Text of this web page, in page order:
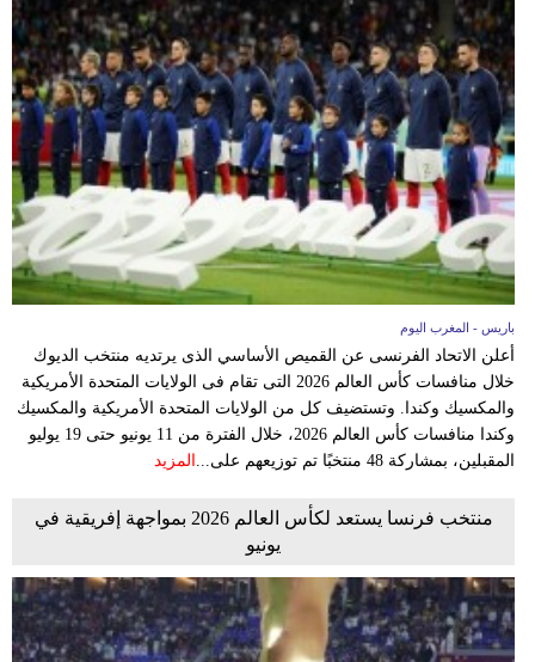
بيئة
مدوَّنات
أبراج
فيديو
سيارات
باريس - المغرب اليوم
أعلن الاتحاد الفرنسى عن القميص الأساسي الذى يرتديه منتخب الديوك
خلال منافسات كأس العالم 2026 التى تقام فى الولايات المتحدة الأمريكية
والمكسيك وكندا. وتستضيف كل من الولايات المتحدة الأمريكية والمكسيك
وكندا منافسات كأس العالم 2026، خلال الفترة من 11 يونيو حتى 19 يوليو
المقبلين، بمشاركة 48 منتخبًا تم توزيعهم على...
المزيد
منتخب فرنسا يستعد لكأس العالم 2026 بمواجهة إفريقية في
يونيو